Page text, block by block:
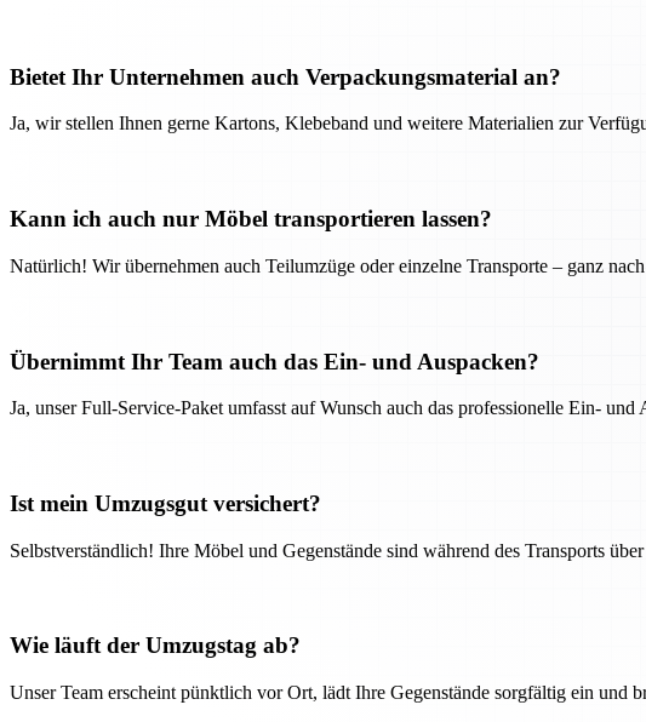
Bietet Ihr Unternehmen auch Verpackungsmaterial an?
Ja, wir stellen Ihnen gerne Kartons, Klebeband und weitere Materialien zur
Kann ich auch nur Möbel transportieren lassen?
Natürlich! Wir übernehmen auch Teilumzüge oder einzelne Transporte – ganz
Übernimmt Ihr Team auch das Ein- und Auspacken?
Ja, unser Full-Service-Paket umfasst auf Wunsch auch das professionelle Ein- und
Ist mein Umzugsgut versichert?
Selbstverständlich! Ihre Möbel und Gegenstände sind während des Transports
Wie läuft der Umzugstag ab?
Unser Team erscheint pünktlich vor Ort, lädt Ihre Gegenstände sorgfältig ein und